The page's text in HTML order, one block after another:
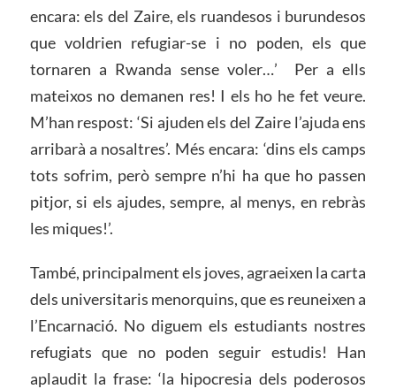
encara: els del Zaire, els ruandesos i burundesos
que voldrien refugiar-se i no poden, els que
tornaren a Rwanda sense voler…’ Per a ells
mateixos no demanen res! I els ho he fet veure.
M’han respost: ‘Si ajuden els del Zaire l’ajuda ens
arribarà a nosaltres’. Més encara: ‘dins els camps
tots sofrim, però sempre n’hi ha que ho passen
pitjor, si els ajudes, sempre, al menys, en rebràs
les miques!’.
També, principalment els joves, agraeixen la carta
dels universitaris menorquins, que es reuneixen a
l’Encarnació. No diguem els estudiants nostres
refugiats que no poden seguir estudis! Han
aplaudit la frase: ‘la hipocresia dels poderosos